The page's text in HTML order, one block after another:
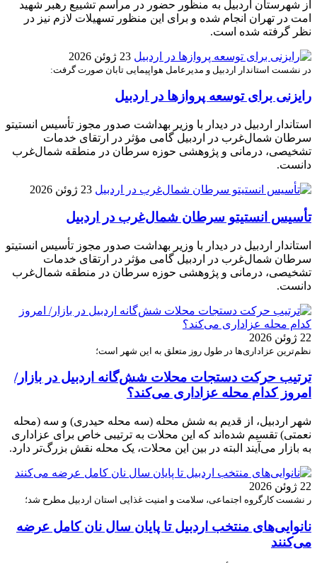
از شهرستان اردبیل به منظور حضور در مراسم تشییع رهبر شهید
امت در تهران انجام شده و برای این منظور تسهیلات لازم نیز در
نظر گرفته شده است.
23 ژوئن 2026
در نشست استاندار اردبیل و مدیرعامل هواپیمایی تابان صورت گرفت:
رایزنی برای توسعه پروازها در اردبیل
استاندار اردبیل در دیدار با وزیر بهداشت صدور مجوز تأسیس انستیتو
سرطان شمال‌غرب در اردبیل گامی مؤثر در ارتقای خدمات
تشخیصی، درمانی و پژوهشی حوزه سرطان در منطقه شمال‌غرب
دانست.
23 ژوئن 2026
تأسیس انستیتو سرطان شمال‌غرب در اردبیل
استاندار اردبیل در دیدار با وزیر بهداشت صدور مجوز تأسیس انستیتو
سرطان شمال‌غرب در اردبیل گامی مؤثر در ارتقای خدمات
تشخیصی، درمانی و پژوهشی حوزه سرطان در منطقه شمال‌غرب
دانست.
22 ژوئن 2026
نظم‌ترین عزاداری‌ها در طول روز متعلق به این شهر است؛
ترتیب حرکت دستجات محلات شش‌گانه اردبیل در بازار/
امروز کدام محله عزاداری می‌کند؟
شهر اردبیل، از قدیم به شش محله (سه محله حیدری) و سه (محله
نعمتی) تقسیم شده‌اند که این محلات به ترتیبی خاص برای عزاداری
به بازار می‌آیند البته در بین این محلات، یک محله نقش بزرگ‌تر دارد.
22 ژوئن 2026
ر نشست کارگروه اجتماعی، سلامت و امنیت غذایی استان اردبیل مطرح شد؛
نانوایی‌های منتخب اردبیل تا پایان سال نان کامل عرضه
می‌کنند